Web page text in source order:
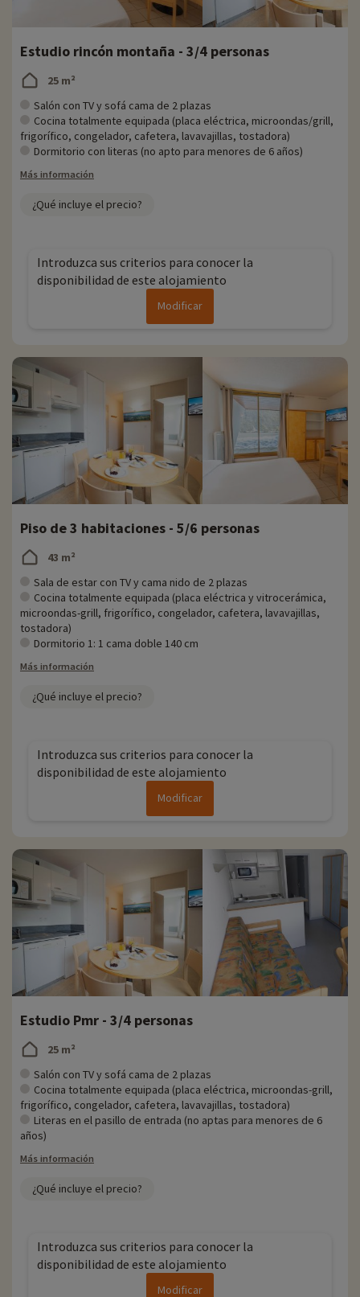
' Altitud de 1850m a 2600m
' 39 pistas de esquí (4 verdes, 17 azules, 11 rojas y 7 negras)
Zona para principiantes
Estudio rincón montaña - 3/4 personas
25 m²
Salón con TV y sofá cama de 2 plazas
Cocina totalmente equipada (placa eléctrica, microondas/grill,
frigorífico, congelador, cafetera, lavavajillas, tostadora)
Dormitorio con literas (no apto para menores de 6 años)
Más información
¿Qué incluye el precio?
Introduzca sus criterios para conocer la
disponibilidad de este alojamiento
Modificar
Piso de 3 habitaciones - 5/6 personas
43 m²
Sala de estar con TV y cama nido de 2 plazas
Cocina totalmente equipada (placa eléctrica y vitrocerámica,
microondas-grill, frigorífico, congelador, cafetera, lavavajillas,
tostadora)
Dormitorio 1: 1 cama doble 140 cm
Más información
¿Qué incluye el precio?
Introduzca sus criterios para conocer la
disponibilidad de este alojamiento
Modificar
Estudio Pmr - 3/4 personas
25 m²
Salón con TV y sofá cama de 2 plazas
Cocina totalmente equipada (placa eléctrica, microondas-grill,
frigorífico, congelador, cafetera, lavavajillas, tostadora)
Literas en el pasillo de entrada (no aptas para menores de 6
años)
Más información
¿Qué incluye el precio?
Introduzca sus criterios para conocer la
disponibilidad de este alojamiento
Modificar